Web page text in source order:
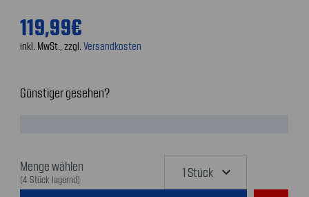
119,99€
inkl. MwSt., zzgl. Versandkosten
Günstiger gesehen?
Menge wählen
(4 Stück lagernd)